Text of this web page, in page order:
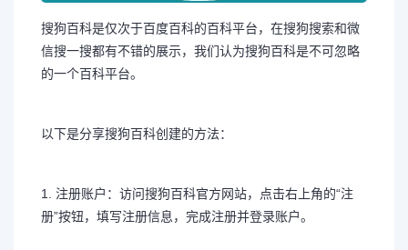
搜狗百科是仅次于百度百科的百科平台，在搜狗搜索和微
信搜一搜都有不错的展示，我们认为搜狗百科是不可忽略
的一个百科平台。
以下是分享搜狗百科创建的方法：
1. 注册账户：访问搜狗百科官方网站，点击右上角的“注
册”按钮，填写注册信息，完成注册并登录账户。